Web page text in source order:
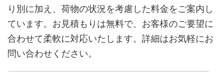
り別に加え、荷物の状況を考慮した料金をご案内し
ています。お見積もりは無料で、お客様のご要望に
合わせて柔軟に対応いたします。詳細はお気軽にお
問い合わせください。